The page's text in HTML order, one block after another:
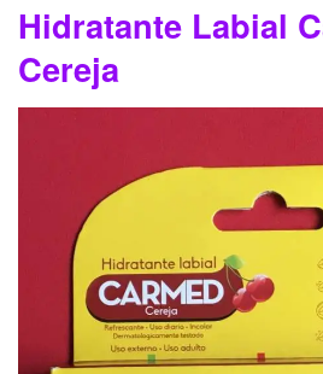
Hidratante Labial
Cereja